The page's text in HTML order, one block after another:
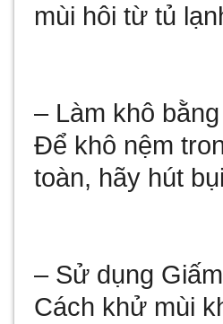
mùi hôi từ tủ
– Làm khô
Để khô nệm
toàn, hãy hút
– Sử dụng
Cách khử mùi